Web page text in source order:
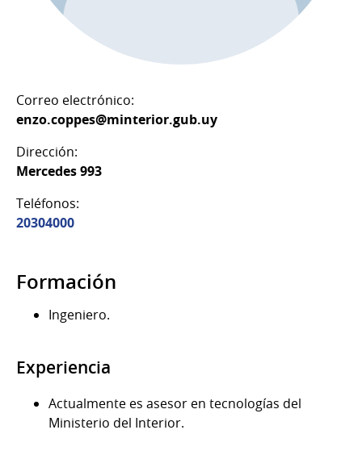
Correo electrónico:
enzo.coppes@minterior.gub.uy
Dirección:
Mercedes 993
Teléfonos:
20304000
Formación
Ingeniero.
Experiencia
Actualmente es asesor en tecnologías del
Ministerio del Interior.